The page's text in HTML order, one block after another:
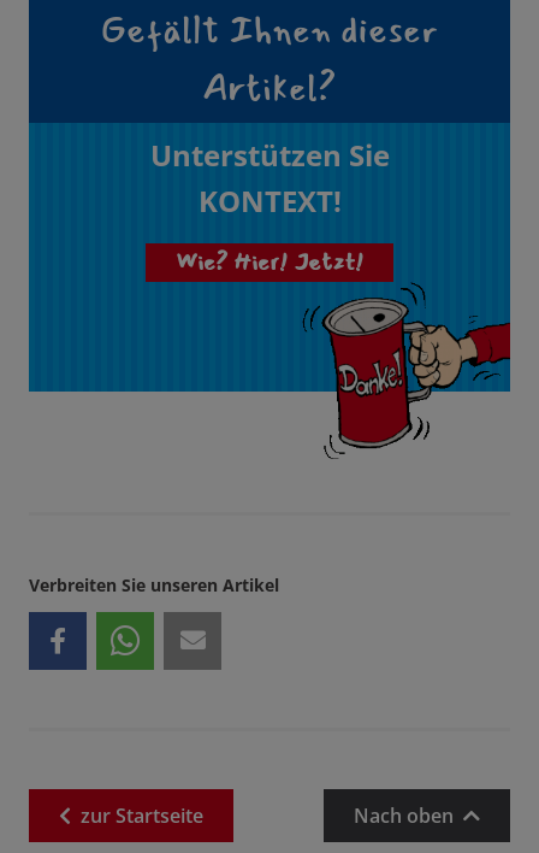
Gefällt Ihnen dieser
Artikel?
Unterstützen Sie
KONTEXT!
Wie? Hier! Jetzt!
Verbreiten Sie unseren Artikel
zurStartseite Nach oben